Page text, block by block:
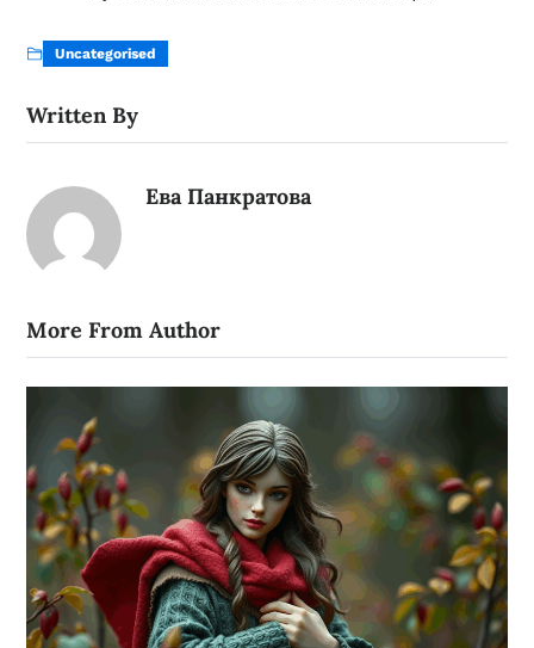
Uncategorised
Written By
Ева Панкратова
More From Author